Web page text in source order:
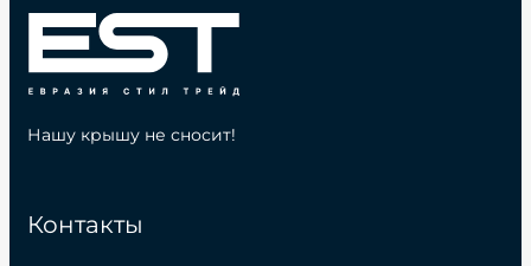
Контакты
Нашу крышу не сносит!